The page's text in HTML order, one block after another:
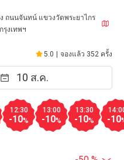
ถนนจันทน์ แขวงวัดพระยาไกร
งเทพฯ
5.0 จองแล้ว 352 ครั้ง
12:30
-10%
13:00
-10%
13:30
-10% -10